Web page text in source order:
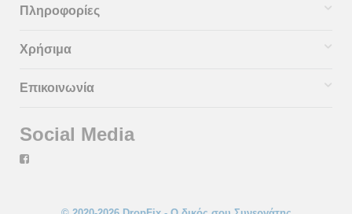
Πληροφορίες
Χρήσιμα
Επικοινωνία
Social Media